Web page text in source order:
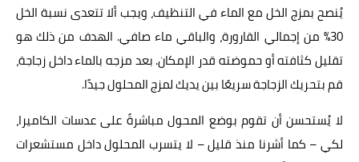
يُنصح بمزج الخل مع الماء في التنظيف، ويجب ألا تتعدى نسبة الخل
30% من إجمالي القارورة، والباقي ماء صافي. الهدف من ذلك هو
تقليل كثافته أو حموضته قدر الإمكان. بعد مزجه بالماء داخل زجاجة،
قم بتحريك الزجاجة سريعًا بين يديك لمزج المحلول جيدًا.
لا يُستحسن أن تقوم بوضع المحول مباشرةً على عدسات الكاميرا،
لكي – كما أشرنا منذ قليل – لا يتسرب المحلول داخل مستشعرات